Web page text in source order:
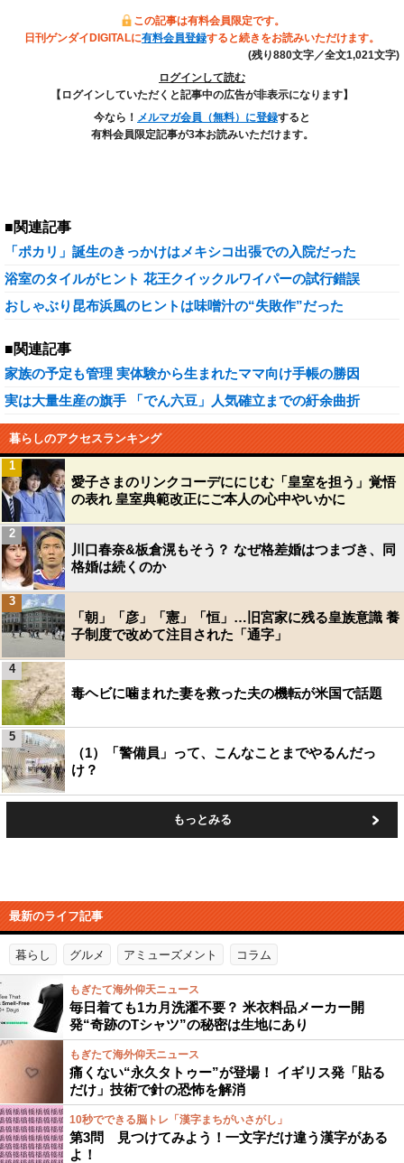
この記事は有料会員限定です。
日刊ゲンダイDIGITALに有料会員登録すると続きをお読みいただけます。
(残り880文字／全文1,021文字)
ログインして読む
【ログインしていただくと記事中の広告が非表示になります】
今なら！ メルマガ会員（無料）に登録すると
有料会員限定記事が3本お読みいただけます。
■関連記事
「ポカリ」誕生のきっかけはメキシコ出張での入院だった
浴室のタイルがヒント 花王クイックルワイパーの試行錯誤
おしゃぶり昆布浜風のヒントは味噌汁の“失敗作”だった
■関連記事
家族の予定も管理 実体験から生まれたママ向け手帳の勝因
実は大量生産の旗手 「でん六豆」人気確立までの紆余曲折
暮らしのアクセスランキング
愛子さまのリンクコーデににじむ「皇室を担う」覚悟
の表れ 皇室典範改正にご本人の心中やいかに
1
川口春奈&板倉滉もそう？ なぜ格差婚はつまづき、同
格婚は続くのか
2
「朝」「彦」「憲」「恒」…旧宮家に残る皇族意識 養
子制度で改めて注目された「通字」
3
毒ヘビに噛まれた妻を救った夫の機転が米国で話題
4
（1）「警備員」って、こんなことまでやるんだっ
け？
5
もっとみる
最新のライフ記事
暮らし グルメ アミューズメント コラム
もぎたて海外仰天ニュース
毎日着ても1カ月洗濯不要？ 米衣料品メーカー開
発“奇跡のTシャツ”の秘密は生地にあり
もぎたて海外仰天ニュース
痛くない“永久タトゥー”が登場！ イギリス発「貼る
だけ」技術で針の恐怖を解消
10秒でできる脳トレ「漢字まちがいさがし」
第3問 見つけてみよう！一文字だけ違う漢字がある
よ！